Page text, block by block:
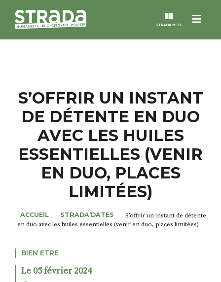
Menu
STRADA N°73
MAGAZINES
NOS THÈMES
STRADA’DATES
ALTER STRADA
S'INSCRIRE À LA NEWSLETTER
S’OFFRIR UN INSTANT
DE DÉTENTE EN DUO
AVEC LES HUILES
ESSENTIELLES (VENIR
EN DUO, PLACES
LIMITÉES)
ACCUEIL STRADA’DATES
S’offrir un instant de détente
en duo avec les huiles essentielles (venir en duo, places limitées)
BIEN ETRE
Le 05 février 2024